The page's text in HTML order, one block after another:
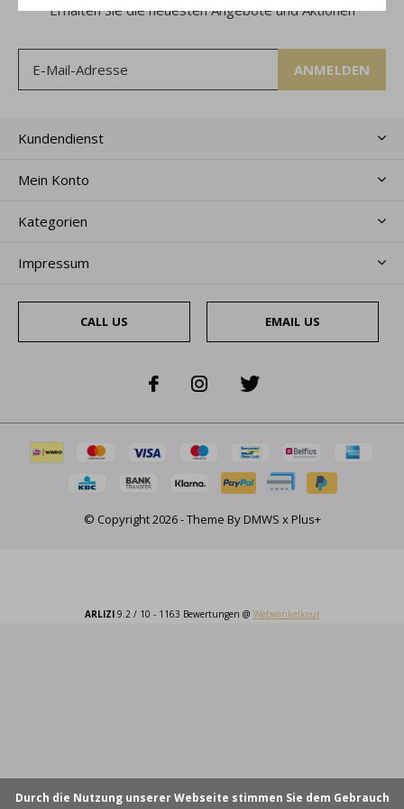
Erhalten Sie die neuesten Angebote und Aktionen
ANMELDEN
Kundendienst
Mein Konto
Kategorien
Impressum
CALL US EMAIL US
© Copyright2026- Theme ByDMWS xPlus+
ARLIZI9.2/ 10 - 1163 Bewertungen @ Webwinkelkeur
Durch die Nutzung unserer Webseite stimmen Sie dem Gebrauch